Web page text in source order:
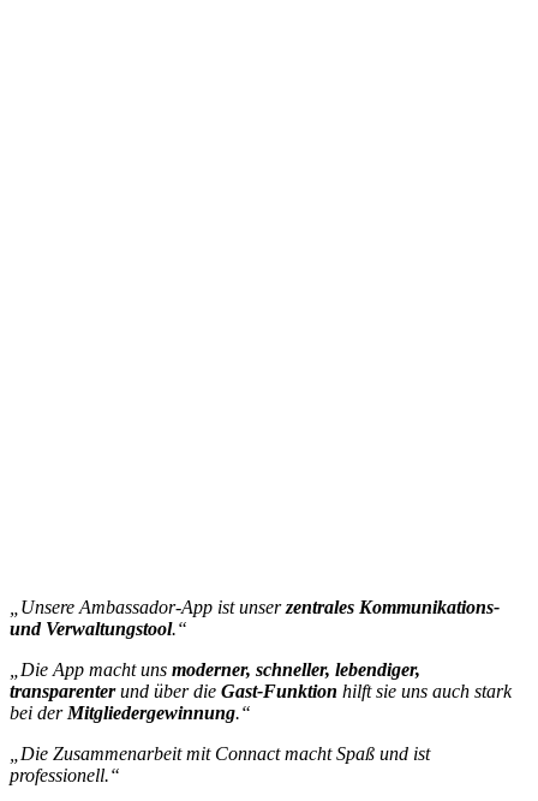
„Unsere Ambassador-App ist unserzentrales Kommunikations-
und Verwaltungstool.“
„Die App macht uns moderner, schneller, lebendiger,
transparenterund über die Gast-Funktion hilft sie uns auch stark
bei der Mitgliedergewinnung.“
„Die Zusammenarbeit mit Connact macht Spaß und ist
professionell.“